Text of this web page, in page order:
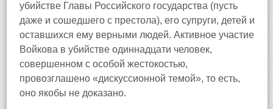
убийстве Главы Российского государства (пусть
даже и сошедшего с престола), его супруги, детей и
оставшихся ему верными людей. Активное участие
Войкова в убийстве одиннадцати человек,
совершенном с особой жестокостью,
провозглашено «дискуссионной темой», то есть,
оно якобы не доказано.